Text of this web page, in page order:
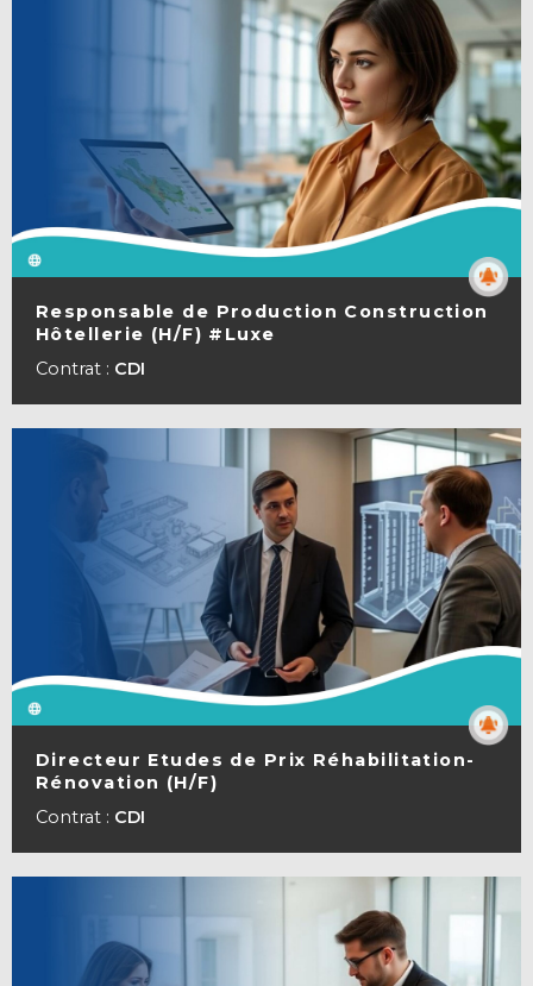
Responsable de Production Construction
Hôtellerie (H/F) #Luxe
Contrat : CDI
Directeur Etudes de Prix Réhabilitation-
Rénovation (H/F)
Contrat : CDI